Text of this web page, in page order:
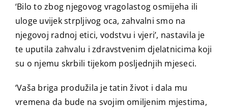
‘Bilo to zbog njegovog vragolastog osmijeha ili
uloge uvijek strpljivog oca, zahvalni smo na
njegovoj radnoj etici, vodstvu i vjeri’, nastavila je
te uputila zahvalu i zdravstvenim djelatnicima koji
su o njemu skrbili tijekom posljednjih mjeseci.
‘Vaša briga produžila je tatin život i dala mu
vremena da bude na svojim omiljenim mjestima,